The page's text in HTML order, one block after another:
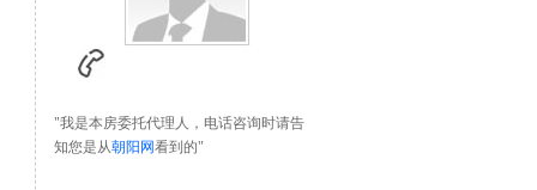
"我是本房委托代理人，电话咨询时请告
知您是从朝阳网看到的"